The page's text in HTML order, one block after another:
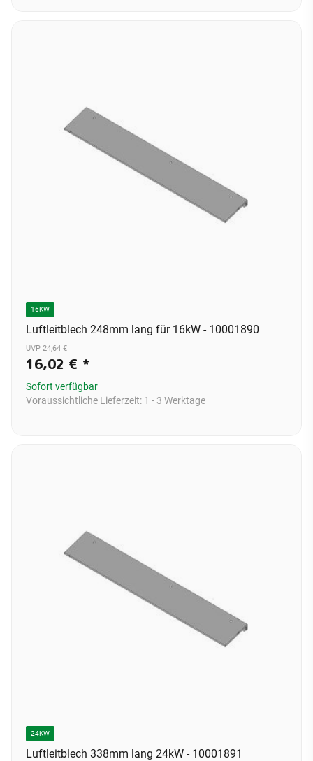
16KW
Luftleitblech 248mm lang für 16kW - 10001890
UVP 24,64 €
16,02 € *
Sofort verfügbar
Voraussichtliche Lieferzeit: 1 - 3 Werktage
24KW
Luftleitblech 338mm lang 24kW - 10001891